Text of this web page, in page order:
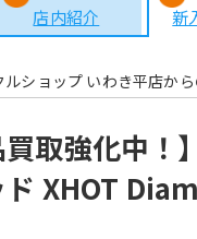
店内紹介 新
ショップ いわき平店か
買取強化中
XHOT